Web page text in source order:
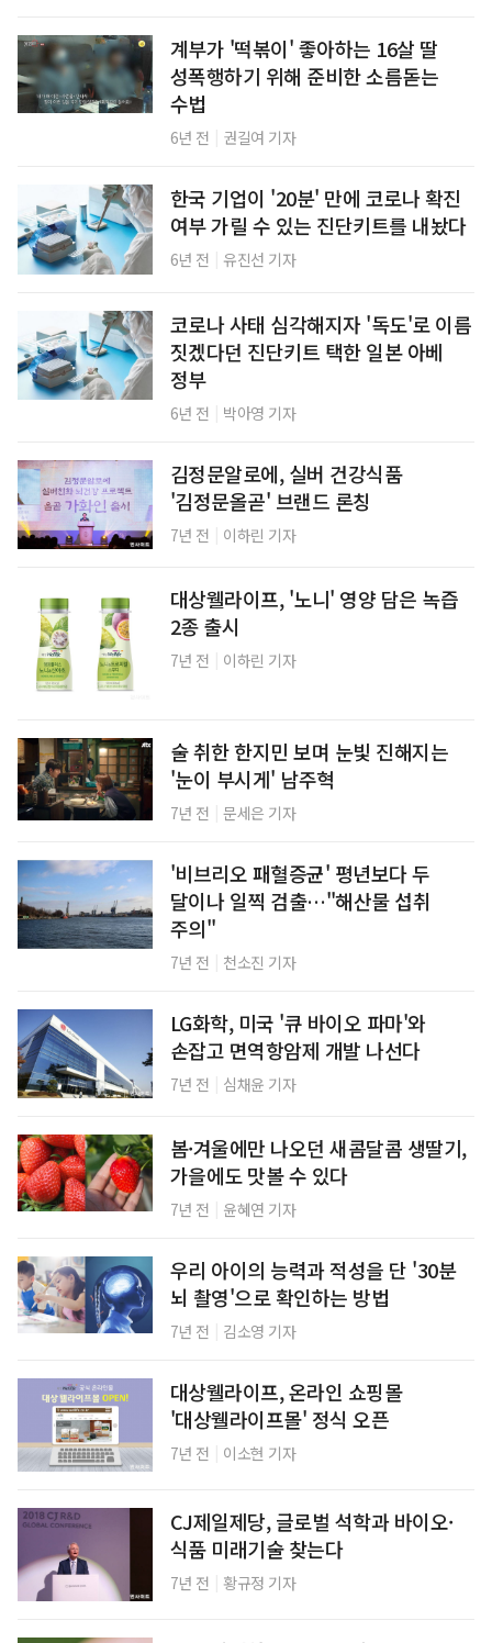
계부가 '떡볶이' 좋아하는 16살 딸
성폭행하기 위해 준비한 소름돋는
수법
6년 전 권길여 기자
한국 기업이 '20분' 만에 코로나 확진
여부 가릴 수 있는 진단키트를 내놨다
6년 전 유진선 기자
코로나 사태 심각해지자 '독도'로 이름
짓겠다던 진단키트 택한 일본 아베
정부
6년 전 박아영 기자
김정문알로에, 실버 건강식품
'김정문올곧' 브랜드 론칭
7년 전 이하린 기자
대상웰라이프, '노니' 영양 담은 녹즙
2종 출시
7년 전 이하린 기자
술 취한 한지민 보며 눈빛 진해지는
'눈이 부시게' 남주혁
7년 전 문세은 기자
'비브리오 패혈증균' 평년보다 두
달이나 일찍 검출…"해산물 섭취
주의"
7년 전 천소진 기자
LG화학, 미국 '큐 바이오 파마'와
손잡고 면역항암제 개발 나선다
7년 전 심채윤 기자
봄·겨울에만 나오던 새콤달콤 생딸기,
가을에도 맛볼 수 있다
7년 전 윤혜연 기자
우리 아이의 능력과 적성을 단 '30분
뇌 촬영'으로 확인하는 방법
7년 전 김소영 기자
대상웰라이프, 온라인 쇼핑몰
'대상웰라이프몰' 정식 오픈
7년 전 이소현 기자
CJ제일제당, 글로벌 석학과 바이오·
식품 미래기술 찾는다
7년 전 황규정 기자